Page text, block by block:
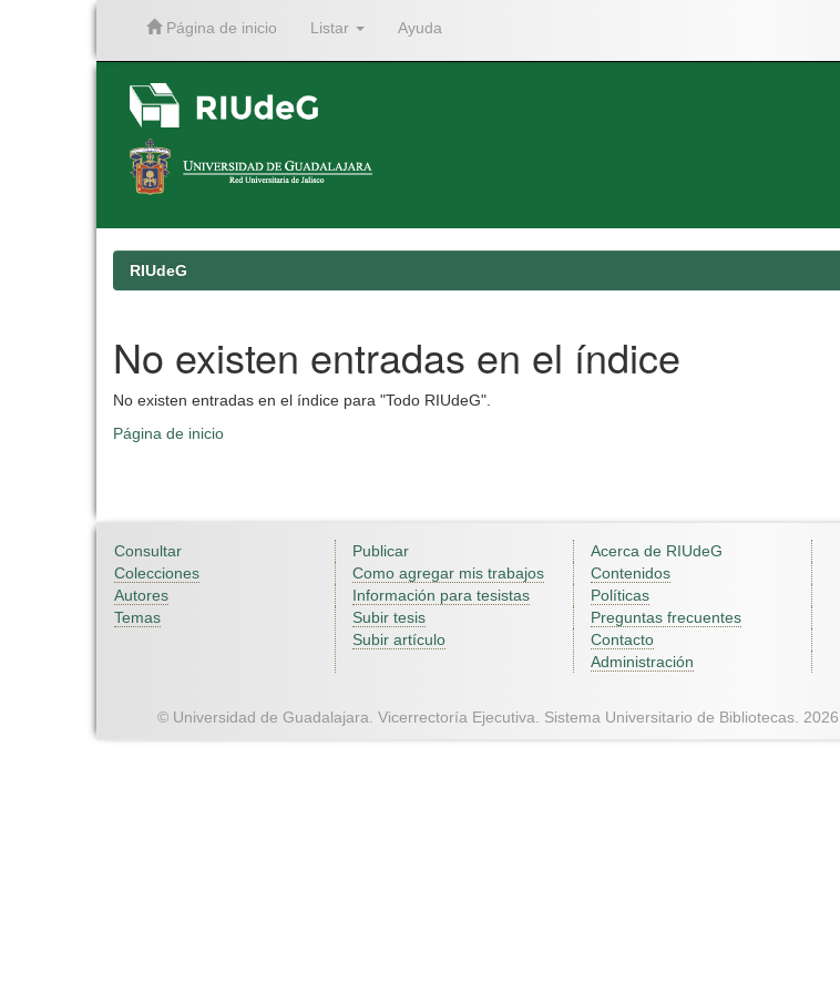
Página de inicio Listar Ayuda
RIUdeG
No existen entradas en el índice
No existen entradas en el índice para "Todo RIUdeG".
Página de inicio
Consultar
Colecciones
Autores
Temas
Publicar
Como agregar mis trabajos
Información para tesistas
Subir tesis
Subir artículo
Acerca de RIUdeG
Contenidos
Políticas
Preguntas frecuentes
Contacto
Administración
© Universidad de Guadalajara. Vicerrectoría Ejecutiva. Sistema Universitario de Bibliotecas. 2026.